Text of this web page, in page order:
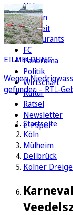
Köln
Region
Freizeit
Restaurants
FC
Panorama
Politik
Wirtschaft
Kultur
Rätsel
Newsletter
E-Paper
EILMELDUNG
Wegen
gefunden – RTL-
Startseite
Köln
Mülheim
Dellbrück
Kölner